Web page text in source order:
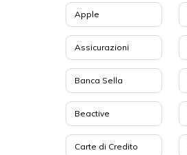
Apple
Assicurazioni
Banca Sella
Beactive
Carte di Credito